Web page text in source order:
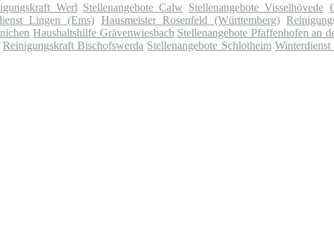
Werl Stellenangebote Calw Stellenangebote Visselhövede
Lingen (Ems) Hausmeister Rosenfeld (Württemberg)
Haushaltshilfe Grävenwiesbach Stellenangebote Pfaffenhofen an
Reinigungskraft Bischofswerda Stellenangebote Schlotheim Winterdienst